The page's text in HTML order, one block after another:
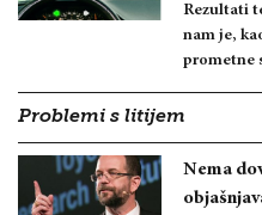
Rezultati
nam je,
prometne
Problemi s litijem
Nema